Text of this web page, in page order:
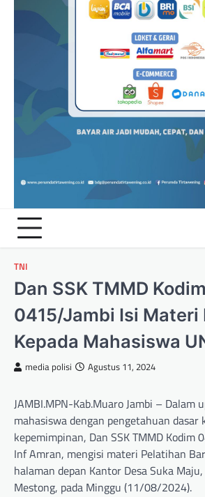
TNI
Dan SSK TMMD Kodim
0415/Jambi Isi Materi
Kepada Mahasiswa
media polisi Agustus 11, 2024
JAMBI.MPN-Kab.Muaro Jambi – Dalam
mahasiswa dengan pengetahuan dasar
kepemimpinan, Dan SSK TMMD Kodim
Inf Amran, mengisi materi Pelatihan
halaman depan Kantor Desa Suka
Mestong, pada Minggu (11/08/2024).